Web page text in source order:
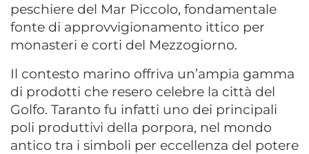
peschiere del Mar Piccolo, fondamentale
fonte di approvvigionamento ittico per
monasteri e corti del Mezzogiorno.
Il contesto marino offriva un’ampia gamma
di prodotti che resero celebre la città del
Golfo. Taranto fu infatti uno dei principali
poli produttivi della porpora, nel mondo
antico tra i simboli per eccellenza del potere